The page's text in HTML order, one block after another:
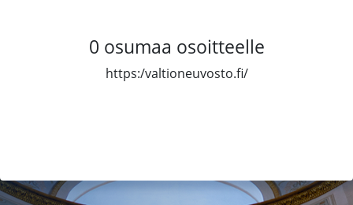
0 osumaa osoitteelle
https:/valtioneuvosto.fi/